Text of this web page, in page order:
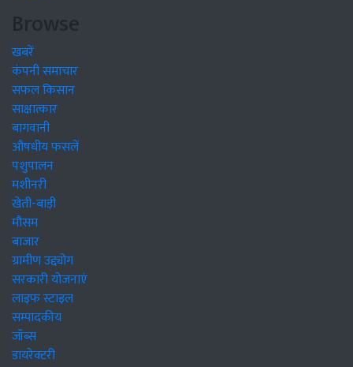
Browse
खबरें
कंपनी समाचार
सफल किसान
साक्षात्कार
बागवानी
औषधीय फसलें
पशुपालन
मशीनरी
खेती-बाड़ी
मौसम
बाजार
ग्रामीण उद्द्योग
सरकारी योजनाएं
लाइफ स्टाइल
सम्पादकीय
जॉब्स
डायरेक्टरी